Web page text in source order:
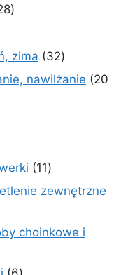
28
zima 3232
produkty
nawilżanie
20
1111
produktów
zewnętrzne
choinkowe i